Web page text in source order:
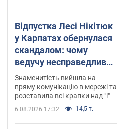
Відпустка Лесі Нікітюк
у Карпатах обернулася
скандалом: чому
ведучу несправедливо
захейтили
Знаменитість вийшла на
пряму комунікацію в мережі та
розставила всі крапки над "і"
6.08.2026 17:32 14,5 т.